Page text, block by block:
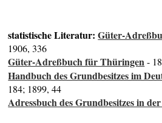
statistische Literatur:Güter-
1906, 336
Güter-Adreßbuch für Thüringen-
Handbuch des Grundbesitzes im
184; 1899, 44
Adressbuch des Grundbesitzes in